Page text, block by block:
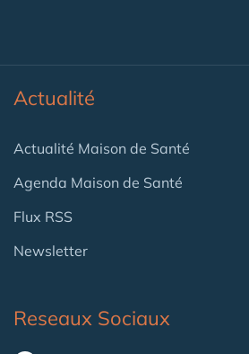
Actualité
Actualité Maison de Santé
Agenda Maison de Santé
Flux RSS
Newsletter
Reseaux Sociaux